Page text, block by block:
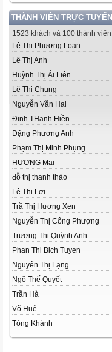
THÀNH VIÊN TRỰC TUYẾN
1523 khách và 100 thành viên
Lê Thị Phượng Loan
Lê Thị Anh
Huỳnh Thị Ái Liên
Lê Thị Chung
Nguyễn Văn Hai
Đinh THanh Hiền
Đặng Phương Anh
Phạm Thị Minh Phụng
HƯƠNG Mai
đỗ thị thanh thảo
Lê Thị Lợi
Trầ Thị Hương Xen
Nguyễn Thị Công Phượng
Trương Thị Quỳnh Anh
Phan Thi Bich Tuyen
Nguyển Thị Lạng
Ngô Thế Quyết
Trần Hà
Võ Huệ
Tòng Khánh